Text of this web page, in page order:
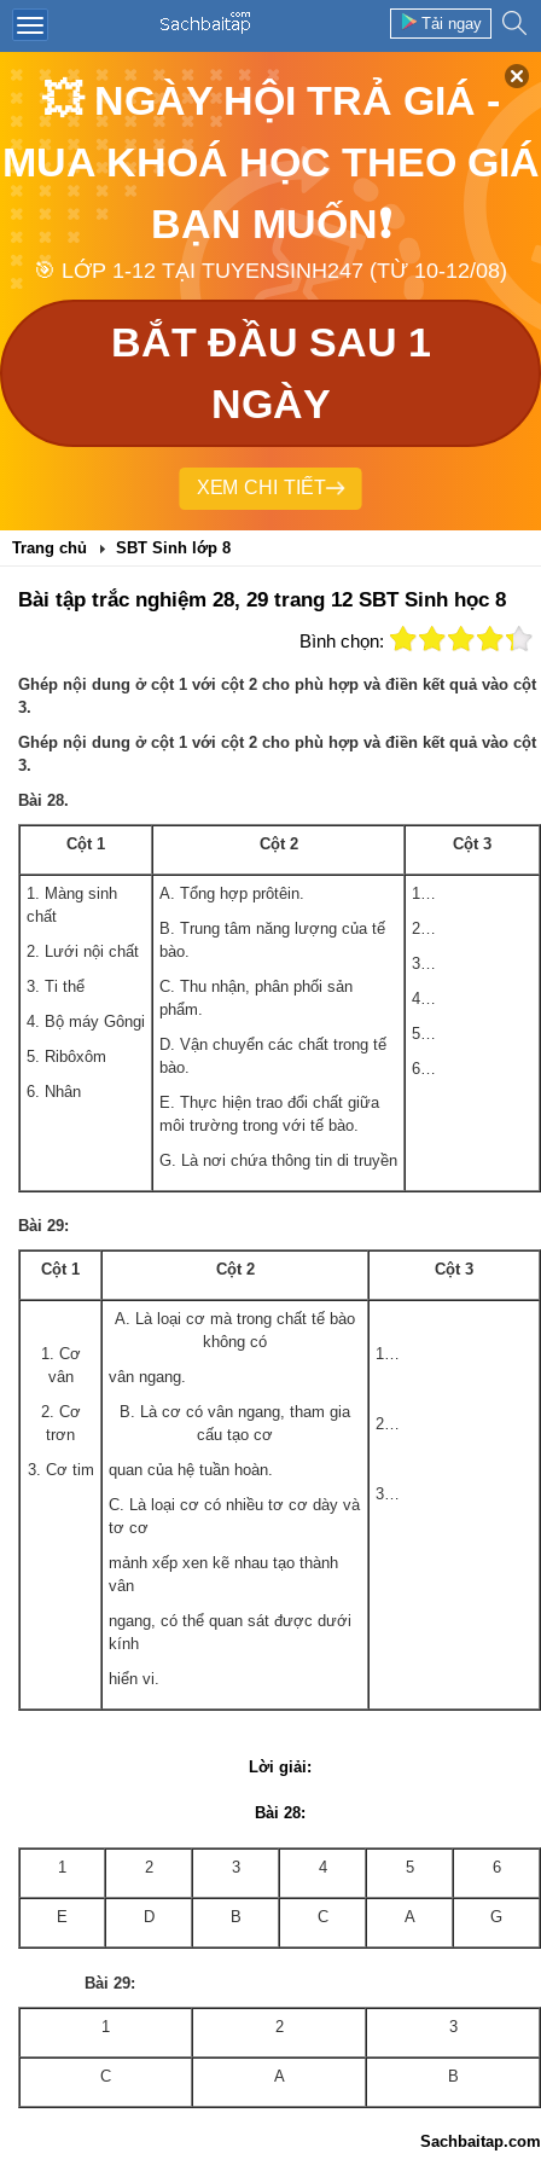
Tải ngay
💥 NGÀY HỘI TRẢ GIÁ -
MUA KHOÁ HỌC THEO GIÁ
BẠN MUỐN❗
🎯 LỚP 1-12 TẠI TUYENSINH247 (TỪ 10-12/08)
BẮT ĐẦU SAU 1
NGÀY
XEM CHI TIẾT
Trang chủ SBT Sinh lớp 8
Bài tập trắc nghiệm 28, 29 trang 12 SBT Sinh học 8
Bình chọn:
Ghép nội dung ở cột 1 với cột 2 cho phù hợp và điền kết quả vào cột
3.
Ghép nội dung ở cột 1 với cột 2 cho phù hợp và điền kết quả vào cột
3.
Bài 28.
Cột 1 Cột 2 Cột 3
1. Màng sinh
chất
2. Lưới nội chất
3. Ti thể
4. Bộ máy Gôngi
5. Ribôxôm
6. Nhân
A. Tổng hợp prôtêin.
B. Trung tâm năng lượng của tế
bào.
C. Thu nhận, phân phối sản
phẩm.
D. Vận chuyển các chất trong tế
bào.
E. Thực hiện trao đổi chất giữa
môi trường trong với tế bào.
G. Là nơi chứa thông tin di truyền
1…
2…
3…
4…
5…
6…
Bài 29:
Cột 1 Cột 2 Cột 3
1. Cơ
vân
2. Cơ
trơn
3. Cơ tim
A. Là loại cơ mà trong chất tế bào
không có
vân ngang.
B. Là cơ có vân ngang, tham gia
cấu tạo cơ
quan của hệ tuần hoàn.
C. Là loại cơ có nhiều tơ cơ dày và
tơ cơ
mảnh xếp xen kẽ nhau tạo thành
vân
ngang, có thể quan sát được dưới
kính
hiển vi.
1…
2…
3…
Lời giải:
Bài 28:
1 2 3 4 5 6
E D B C A G
Bài 29:
1 2 3
C A B
Sachbaitap.com